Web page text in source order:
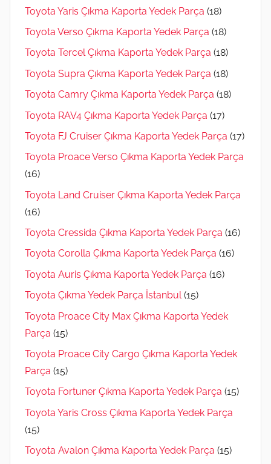
Toyota Yaris Çıkma Kaporta Yedek Parça (18)
Toyota Verso Çıkma Kaporta Yedek Parça (18)
Toyota Tercel Çıkma Kaporta Yedek Parça (18)
Toyota Supra Çıkma Kaporta Yedek Parça (18)
Toyota Camry Çıkma Kaporta Yedek Parça (18)
Toyota RAV4 Çıkma Kaporta Yedek Parça (17)
Toyota FJ Cruiser Çıkma Kaporta Yedek Parça (17)
Toyota Proace Verso Çıkma Kaporta Yedek Parça
(16)
Toyota Land Cruiser Çıkma Kaporta Yedek Parça
(16)
Toyota Cressida Çıkma Kaporta Yedek Parça (16)
Toyota Corolla Çıkma Kaporta Yedek Parça (16)
Toyota Auris Çıkma Kaporta Yedek Parça (16)
Toyota Çıkma Yedek Parça İstanbul (15)
Toyota Proace City Max Çıkma Kaporta Yedek
Parça (15)
Toyota Proace City Cargo Çıkma Kaporta Yedek
Parça (15)
Toyota Fortuner Çıkma Kaporta Yedek Parça (15)
Toyota Yaris Cross Çıkma Kaporta Yedek Parça
(15)
Toyota Avalon Çıkma Kaporta Yedek Parça (15)